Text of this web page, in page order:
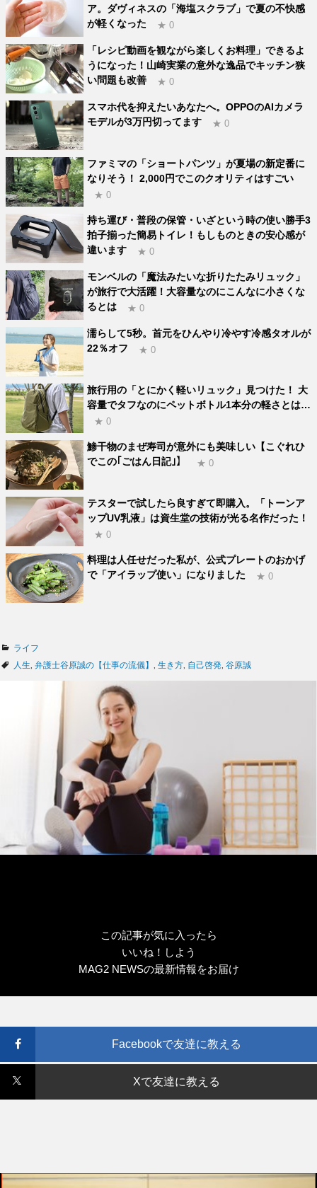
ア。ダヴィネスの「海塩スクラブ」で夏の不快感
が軽くなった
★ 0
「レシピ動画を観ながら楽しくお料理」できるよ
うになった！山崎実業の意外な逸品でキッチン狭
い問題も改善
★ 0
スマホ代を抑えたいあなたへ。OPPOのAIカメラ
モデルが3万円切ってます
★ 0
ファミマの「ショートパンツ」が夏場の新定番に
なりそう！ 2,000円でこのクオリティはすごい
★ 0
持ち運び・普段の保管・いざという時の使い勝手3
拍子揃った簡易トイレ！もしものときの安心感が
違います
★ 0
モンベルの「魔法みたいな折りたたみリュック」
が旅行で大活躍！大容量なのにこんなに小さくな
るとは
★ 0
濡らして5秒。首元をひんやり冷やす冷感タオルが
22％オフ
★ 0
旅行用の「とにかく軽いリュック」見つけた！ 大
容量でタフなのにペットボトル1本分の軽さとは…
★ 0
鯵干物のまぜ寿司が意外にも美味しい【こぐれひ
でこの｢ごはん日記｣】
★ 0
テスターで試したら良すぎて即購入。「トーンア
ップUV乳液」は資生堂の技術が光る名作だった！
★ 0
料理は人任せだった私が、公式プレートのおかげ
で「アイラップ使い」になりました
★ 0
カ
テ
ライフ
タ
人生 弁護士谷原誠の【仕事の流儀】 生き方 自己啓発 谷原誠
この記事が気に入ったら
いいね！しよう
MAG2 NEWSの最新情報をお届け
Facebookで友達に教える
Xで友達に教える